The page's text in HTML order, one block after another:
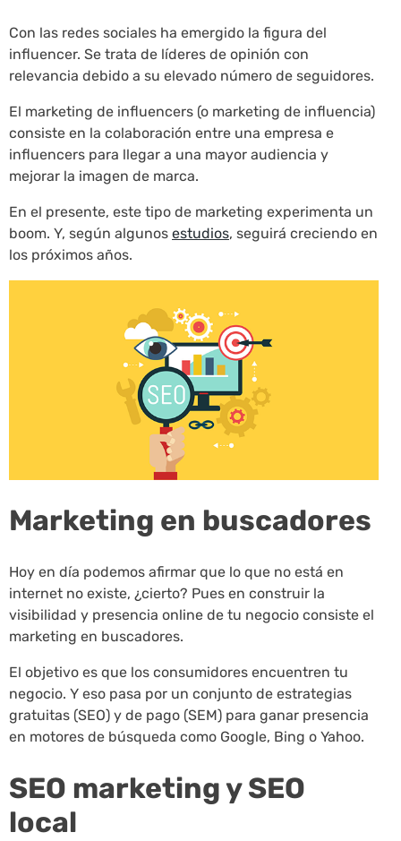
Con las redes sociales ha emergido la figura del
influencer. Se trata de líderes de opinión con
relevancia debido a su elevado número de seguidores.
El marketing de influencers (o marketing de influencia)
consiste en la colaboración entre una empresa e
influencers para llegar a una mayor audiencia y
mejorar la imagen de marca.
En el presente, este tipo de marketing experimenta un
boom. Y, según algunos estudios, seguirá creciendo en
los próximos años.
Marketing en buscadores
Hoy en día podemos afirmar que lo que no está en
internet no existe, ¿cierto? Pues en construir la
visibilidad y presencia online de tu negocio consiste el
marketing en buscadores.
El objetivo es que los consumidores encuentren tu
negocio. Y eso pasa por un conjunto de estrategias
gratuitas (SEO) y de pago (SEM) para ganar presencia
en motores de búsqueda como Google, Bing o Yahoo.
SEO marketing y SEO
local